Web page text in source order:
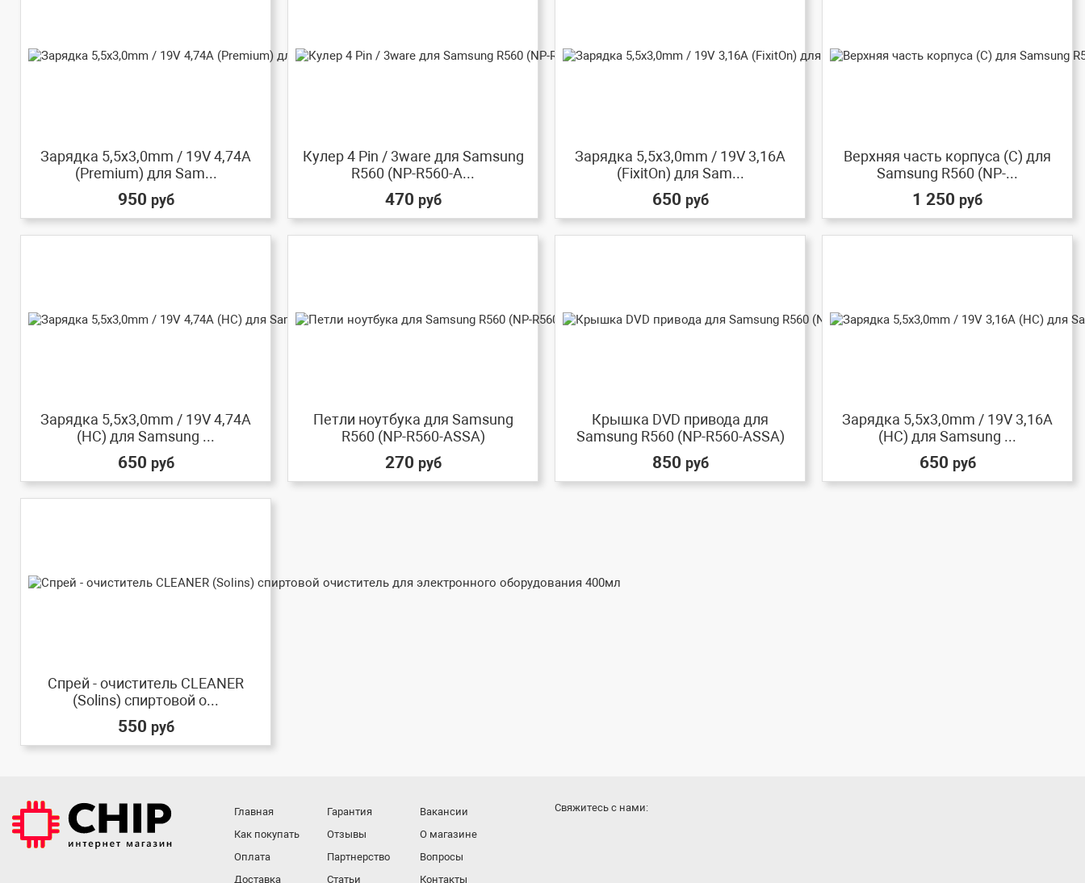
Зарядка 5,5x3,0mm / 19V 4,74A
(Premium) для Sam...
950 руб
Кулер 4 Pin / 3ware для Samsung
R560 (NP-R560-A...
470 руб
Зарядка 5,5x3,0mm / 19V 3,16A
(FixitOn) для Sam...
650 руб
Верхняя часть корпуса (C) для
Samsung R560 (NP-...
1 250 руб
Зарядка 5,5x3,0mm / 19V 4,74A
(HC) для Samsung ...
650 руб
Петли ноутбука для Samsung
R560 (NP-R560-ASSA)
270 руб
Крышка DVD привода для
Samsung R560 (NP-R560-ASSA)
850 руб
Зарядка 5,5x3,0mm / 19V 3,16A
(HC) для Samsung ...
650 руб
Спрей - очиститель CLEANER
(Solins) спиртовой о...
550 руб
Главная
Как покупать
Оплата
Доставка
Гарантия
Отзывы
Партнерство
Статьи
Вакансии
О магазине
Вопросы
Контакты
Cвяжитесь с нами: